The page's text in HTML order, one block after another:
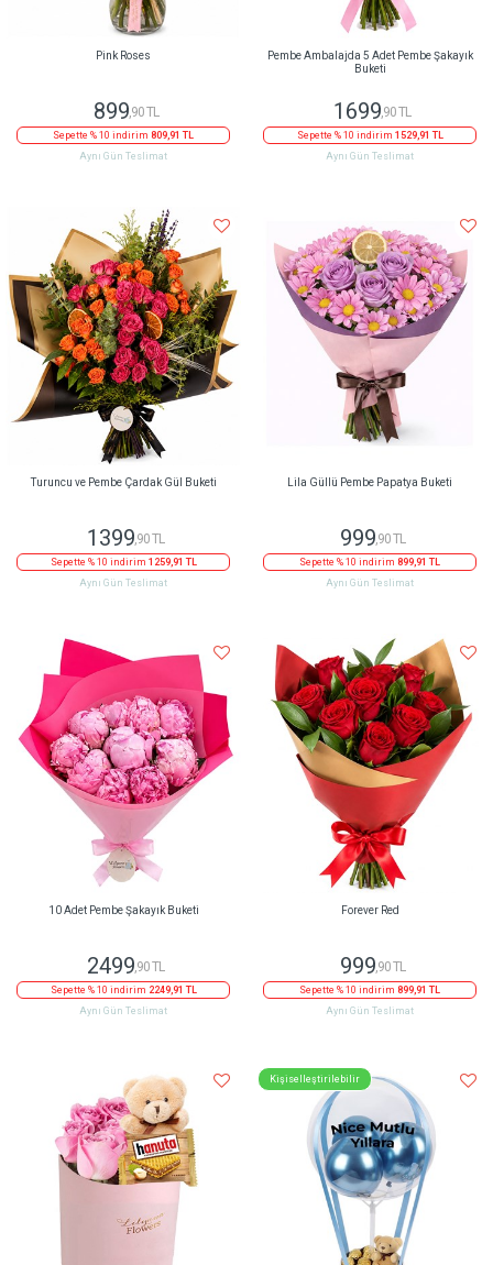
Pink Roses
899,90 TL
Sepette % 10 indirim 809,91 TL
Aynı Gün Teslimat
Pembe Ambalajda 5 Adet Pembe Şakayık
Buketi
1699 ,90 TL
Sepette % 10 indirim 1529,91 TL
Aynı Gün Teslimat
Turuncu ve Pembe Çardak Gül Buketi
1399,90 TL
Sepette % 10 indirim 1259,91 TL
Aynı Gün Teslimat
Lila Güllü Pembe Papatya Buketi
999,90 TL
Sepette % 10 indirim 899,91 TL
Aynı Gün Teslimat
10 Adet Pembe Şakayık Buketi
2499 ,90 TL
Sepette % 10 indirim 2249,91 TL
Aynı Gün Teslimat
Forever Red
999,90 TL
Sepette % 10 indirim 899,91 TL
Aynı Gün Teslimat
Kişiselleştirilebilir